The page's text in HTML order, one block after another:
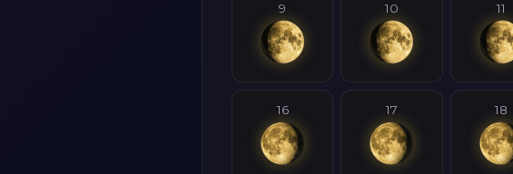
9 10 11
16 17 18